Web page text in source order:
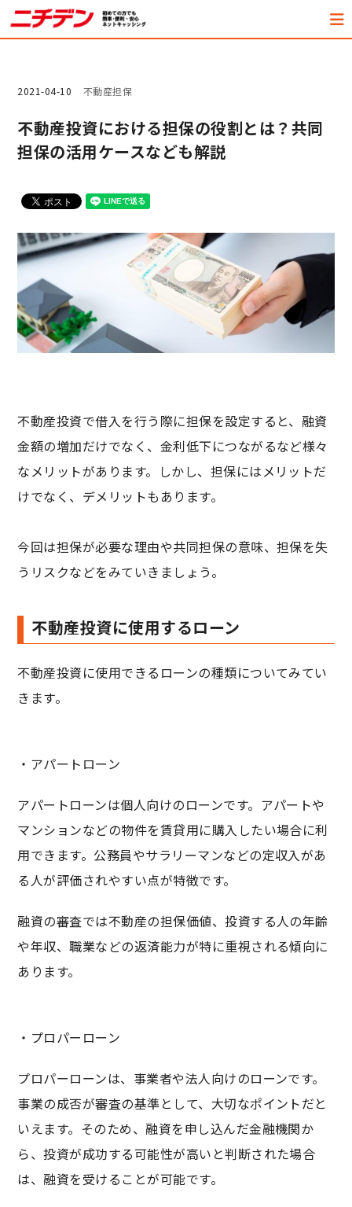
2021-04-10 不動産担保
不動産投資における担保の役割とは？共同
担保の活用ケースなども解説
不動産投資で借入を行う際に担保を設定すると、融資
金額の増加だけでなく、金利低下につながるなど様々
なメリットがあります。しかし、担保にはメリットだ
けでなく、デメリットもあります。
今回は担保が必要な理由や共同担保の意味、担保を失
うリスクなどをみていきましょう。
不動産投資に使用するローン
不動産投資に使用できるローンの種類についてみてい
きます。
・アパートローン
アパートローンは個人向けのローンです。アパートや
マンションなどの物件を賃貸用に購入したい場合に利
用できます。公務員やサラリーマンなどの定収入があ
る人が評価されやすい点が特徴です。
融資の審査では不動産の担保価値、投資する人の年齢
や年収、職業などの返済能力が特に重視される傾向に
あります。
・プロパーローン
プロパーローンは、事業者や法人向けのローンです。
事業の成否が審査の基準として、大切なポイントだと
いえます。そのため、融資を申し込んだ金融機関か
ら、投資が成功する可能性が高いと判断された場合
は、融資を受けることが可能です。